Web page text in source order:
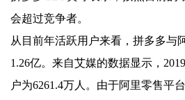
会超过竞争者。
从目前年活跃用户来看，拼多多与
1.26亿。来自艾媒的数据显示，
户为6261.4万人。由于阿里零售平